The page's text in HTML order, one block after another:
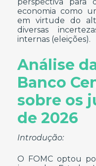
perspectiva
economia como
em virtude do
diversas
internas (eleições).
Análise
Banco
sobre os
de 2026
Introdução:
O FOMC optou